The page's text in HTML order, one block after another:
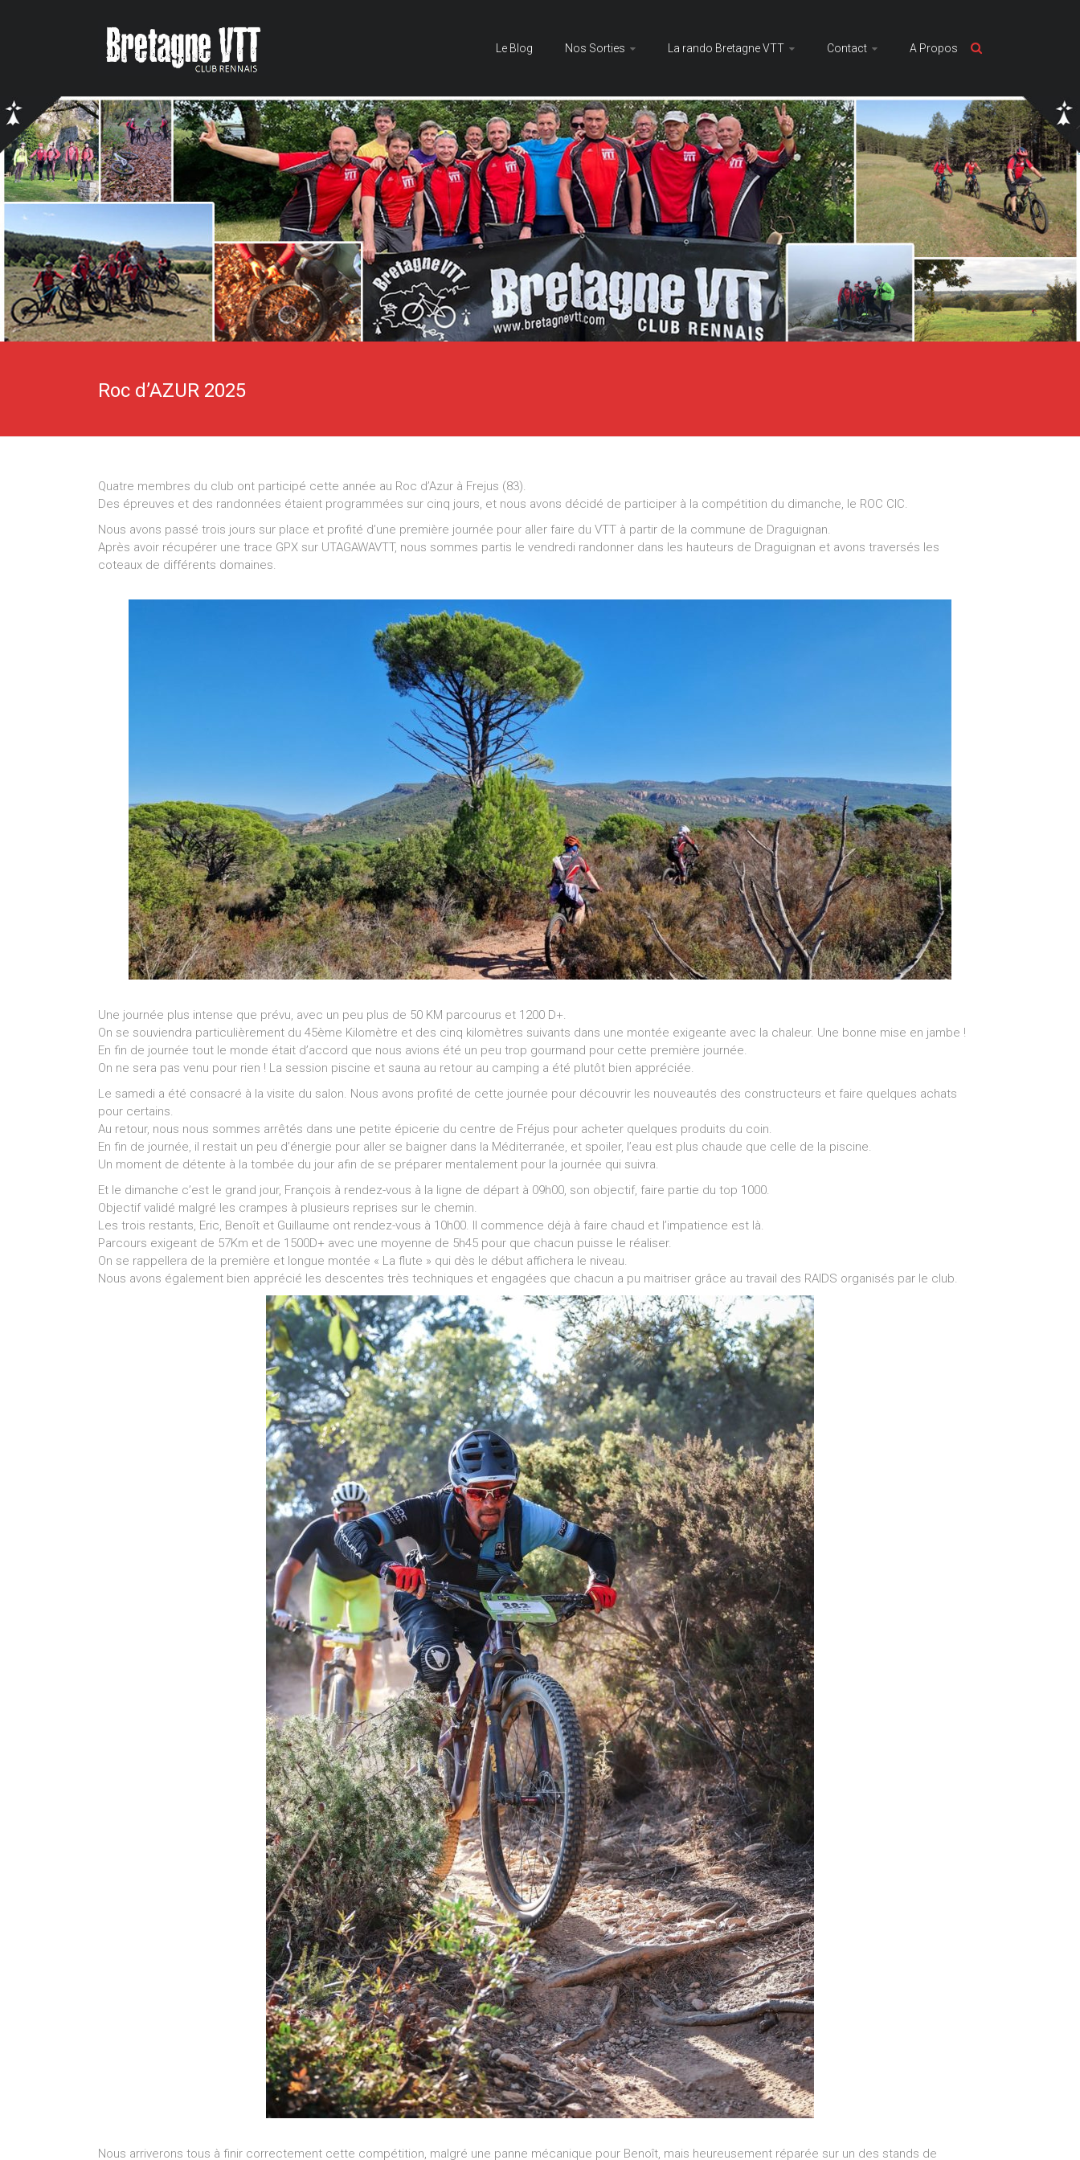
Le Blog Nos Sorties La rando Bretagne VTT Contact A Propos
Roc d’AZUR 2025
Quatre membres du club ont participé cette année au Roc d’Azur à Frejus (83).
Des épreuves et des randonnées étaient programmées sur cinq jours, et nous avons décidé de participer à la compétition du dimanche, le ROC CIC.
Nous avons passé trois jours sur place et profité d’une première journée pour aller faire du VTT à partir de la commune de Draguignan.
Après avoir récupérer une trace GPX sur UTAGAWAVTT, nous sommes partis le vendredi randonner dans les hauteurs de Draguignan et avons traversés les
coteaux de différents domaines.
Une journée plus intense que prévu, avec un peu plus de 50 KM parcourus et 1200 D+.
On se souviendra particulièrement du 45ème Kilomètre et des cinq kilomètres suivants dans une montée exigeante avec la chaleur. Une bonne mise en jambe !
En fin de journée tout le monde était d’accord que nous avions été un peu trop gourmand pour cette première journée.
On ne sera pas venu pour rien ! La session piscine et sauna au retour au camping a été plutôt bien appréciée.
Le samedi a été consacré à la visite du salon. Nous avons profité de cette journée pour découvrir les nouveautés des constructeurs et faire quelques achats
pour certains.
Au retour, nous nous sommes arrêtés dans une petite épicerie du centre de Fréjus pour acheter quelques produits du coin.
En fin de journée, il restait un peu d’énergie pour aller se baigner dans la Méditerranée, et spoiler, l’eau est plus chaude que celle de la piscine.
Un moment de détente à la tombée du jour afin de se préparer mentalement pour la journée qui suivra.
Et le dimanche c’est le grand jour, François à rendez-vous à la ligne de départ à 09h00, son objectif, faire partie du top 1000.
Objectif validé malgré les crampes à plusieurs reprises sur le chemin.
Les trois restants, Eric, Benoît et Guillaume ont rendez-vous à 10h00. Il commence déjà à faire chaud et l’impatience est là.
Parcours exigeant de 57Km et de 1500D+ avec une moyenne de 5h45 pour que chacun puisse le réaliser.
On se rappellera de la première et longue montée « La flute » qui dès le début affichera le niveau.
Nous avons également bien apprécié les descentes très techniques et engagées que chacun a pu maitriser grâce au travail des RAIDS organisés par le club.
Nous arriverons tous à finir correctement cette compétition, malgré une panne mécanique pour Benoît, mais heureusement réparée sur un des stands de